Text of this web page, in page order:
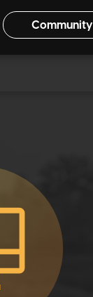
Community